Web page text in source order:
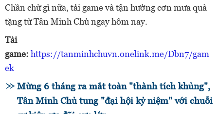
Chần chừ gì nữa, tải game và tận hưởng cơn mưa quà
tặng từ Tân Minh Chủ ngay hôm nay.
Tải
game: https://tanminhchuvn.onelink.me/Dbn7/gam
ek
Mừng 6 tháng ra mắt toàn "thành tích khủng",
Tân Minh Chủ tung "đại hội kỷ niệm" với chuỗi